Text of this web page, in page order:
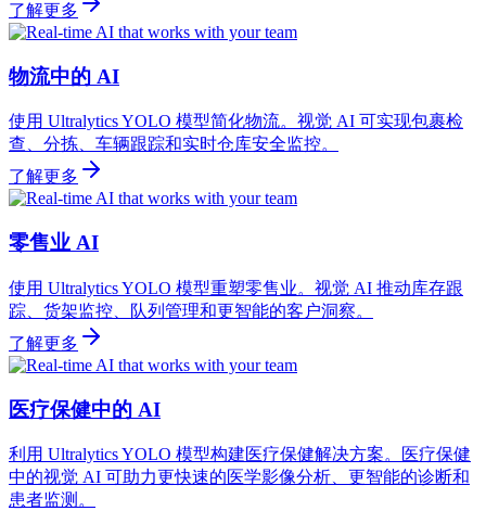
了解更多
物流中的 AI
使用 Ultralytics YOLO 模型简化物流。视觉 AI 可实现包裹检
查、分拣、车辆跟踪和实时仓库安全监控。
了解更多
零售业 AI
使用 Ultralytics YOLO 模型重塑零售业。视觉 AI 推动库存跟
踪、货架监控、队列管理和更智能的客户洞察。
了解更多
医疗保健中的 AI
利用 Ultralytics YOLO 模型构建医疗保健解决方案。医疗保健
中的视觉 AI 可助力更快速的医学影像分析、更智能的诊断和
患者监测。